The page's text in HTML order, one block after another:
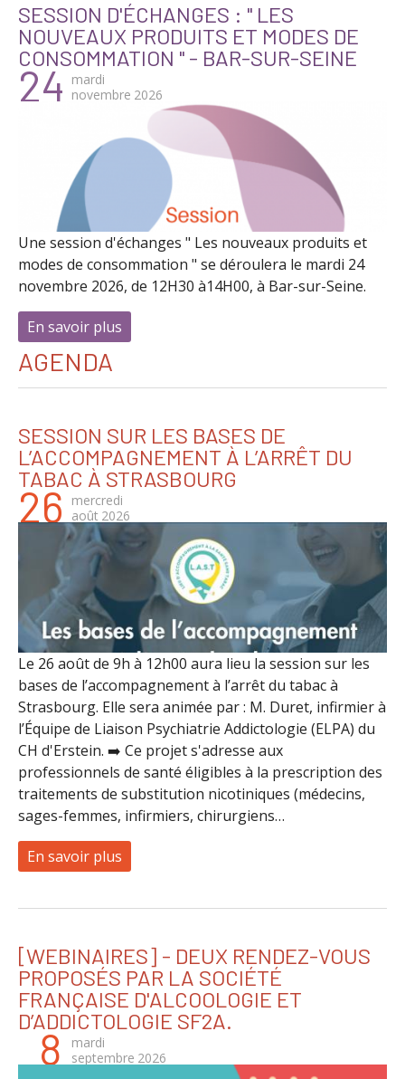
SESSION D'ÉCHANGES : " LES
NOUVEAUX PRODUITS ET MODES DE
CONSOMMATION " - BAR-SUR-SEINE
Une session d'échanges " Les nouveaux produits et
modes de consommation " se déroulera le mardi 24
novembre 2026, de 12H30 à14H00, à Bar-sur-Seine.
En savoir plus
mardi
24 novembre 2026
AGENDA
SESSION SUR LES BASES DE
L’ACCOMPAGNEMENT À L’ARRÊT DU
TABAC À STRASBOURG
Le 26 août de 9h à 12h00 aura lieu la session sur les
bases de l’accompagnement à l’arrêt du tabac à
Strasbourg. Elle sera animée par : M. Duret, infirmier à
l’Équipe de Liaison Psychiatrie Addictologie (ELPA) du
CH d'Erstein. ➡️ Ce projet s'adresse aux
professionnels de santé éligibles à la prescription des
traitements de substitution nicotiniques (médecins,
sages-femmes, infirmiers, chirurgiens…
En savoir plus
mercredi
26 août 2026
[WEBINAIRES] - DEUX RENDEZ-VOUS
PROPOSÉS PAR LA SOCIÉTÉ
FRANÇAISE D'ALCOOLOGIE ET
D’ADDICTOLOGIE SF2A.
mardi
8 septembre 2026